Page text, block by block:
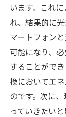
給湯器交
給湯
環境
持続
家庭
エコ
環境
います。これ
れ、結果的に
マートフォン
可能になり、
することがで
換においてエ
のです。次に
っていきたいと